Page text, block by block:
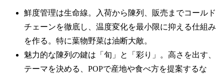
鮮度管理は生命線。入荷から陳列、販売までコールド
チェーンを徹底し、温度変化を最小限に抑える仕組み
を作る。特に葉物野菜は油断大敵。
魅力的な陳列の鍵は「旬」と「彩り」。高さを出す、
テーマを決める、POPで産地や食べ方を提案するな